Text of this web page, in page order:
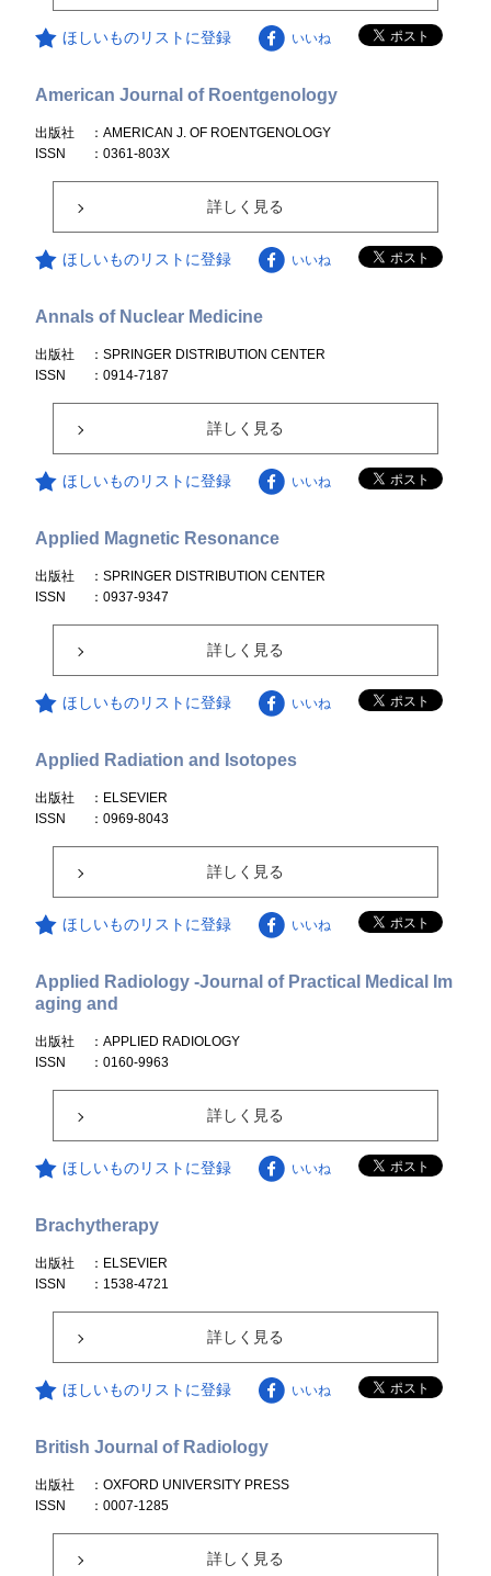
ほしいものリストに登録 いいね
American Journal of Roentgenology
出版社
：AMERICAN J. OF ROENTGENOLOGY
ISSN
：0361-803X
詳しく見る
ほしいものリストに登録 いいね
Annals of Nuclear Medicine
出版社
：SPRINGER DISTRIBUTION CENTER
ISSN
：0914-7187
詳しく見る
ほしいものリストに登録 いいね
Applied Magnetic Resonance
出版社
：SPRINGER DISTRIBUTION CENTER
ISSN
：0937-9347
詳しく見る
ほしいものリストに登録 いいね
Applied Radiation and Isotopes
出版社
：ELSEVIER
ISSN
：0969-8043
詳しく見る
ほしいものリストに登録 いいね
Applied Radiology -Journal of Practical Medical Im
aging and
出版社
：APPLIED RADIOLOGY
ISSN
：0160-9963
詳しく見る
ほしいものリストに登録 いいね
Brachytherapy
出版社
：ELSEVIER
ISSN
：1538-4721
詳しく見る
ほしいものリストに登録 いいね
British Journal of Radiology
出版社
：OXFORD UNIVERSITY PRESS
ISSN
：0007-1285
詳しく見る